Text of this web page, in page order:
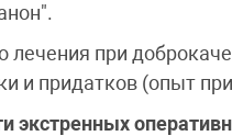
лечения при
и придатков (опыт
экстренных